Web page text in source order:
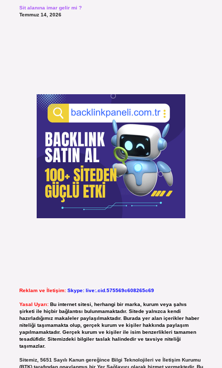
Sit alanına imar gelir mi ?
Temmuz 14, 2026
Reklam ve İletişim: Skype: live:.cid.575569c608265c69
Yasal Uyarı: Bu internet sitesi, herhangi bir marka, kurum veya şahıs
şirketi ile hiçbir bağlantısı bulunmamaktadır. Sitede yalnızca kendi
hazırladığımız makaleler paylaşılmaktadır. Burada yer alan içerikler haber
niteliği taşımamakta olup, gerçek kurum ve kişiler hakkında paylaşım
yapılmamaktadır. Gerçek kurum ve kişiler ile isim benzerlikleri tamamen
tesadüfidir. Sitemizdeki bilgiler taslak halindedir ve tavsiye niteliği
taşımazlar.
Sitemiz, 5651 Sayılı Kanun gereğince Bilgi Teknolojileri ve İletişim Kurumu